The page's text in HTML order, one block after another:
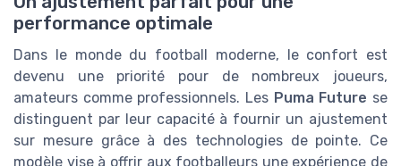
performance optimale
Dans le monde du football moderne, le confort est
devenu une priorité pour de nombreux joueurs,
amateurs comme professionnels. Les Puma Future se
distinguent par leur capacité à fournir un ajustement
sur mesure grâce à des technologies de pointe. Ce
modèle vise à offrir aux footballeurs une expérience de